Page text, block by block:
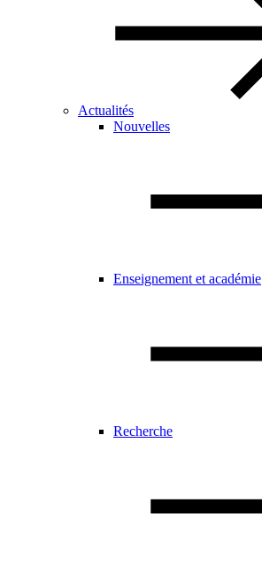
Actualités
Nouvelles
Enseignement et académie
Recherche